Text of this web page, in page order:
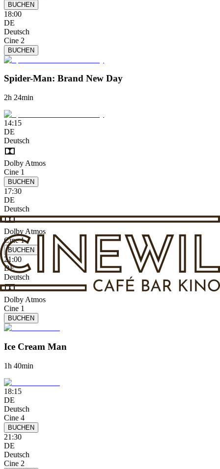
BUCHEN
18:00
DE
Deutsch
Cine 2
BUCHEN
Spider-Man: Brand New Day
2h 24min
14:15
DE
Deutsch
Dolby Atmos
Cine 1
BUCHEN
17:30
DE
Deutsch
Dolby Atmos
Cine 1
BUCHEN
21:00
DE
Deutsch
Dolby Atmos
Cine 1
BUCHEN
Ice Cream Man
1h 40min
18:15
DE
Deutsch
Cine 4
BUCHEN
21:30
DE
Deutsch
Cine 2